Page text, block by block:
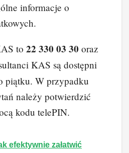
informacje o
to 22 330 03 30 oraz
KAS są dostępni
piątku. W przypadku
należy potwierdzić
kodu telePIN.
efektywnie załatwić